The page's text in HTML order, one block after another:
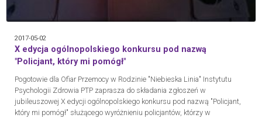
2017-05-02
X edycja ogólnopolskiego konkursu pod nazwą
"Policjant, który mi pomógł"
Pogotowie dla Ofiar Przemocy w Rodzinie "Niebieska Linia" Instytutu
Psychologii Zdrowia PTP zaprasza do składania zgłoszeń w
jubileuszowej X edycji ogólnopolskiego konkursu pod nazwą "Policjant,
który mi pomógł" służącego wyróżnieniu policjantów, którzy w